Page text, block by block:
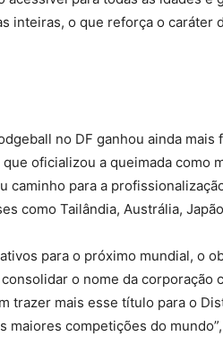
inteiras, o que reforça o caráter
no DF ganhou ainda
que oficializou a queimada como
caminho para a
como Tailândia, Austrália,
para o próximo mundial, o
o nome da
trazer mais esse título para o
maiores competições do